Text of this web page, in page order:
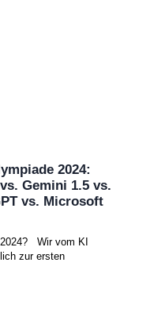
2024:
Gemini 1.5 vs.
vs. Microsoft
Wir vom KI
zur ersten